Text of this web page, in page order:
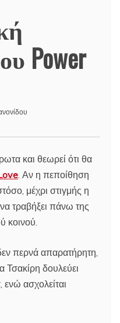
Power
και θεωρεί ότι θα
. Αν η πεποίθηση
μέχρι στιγμής η
τραβήξει πάνω της
κοινού.
περνά απαρατήρητη,
Τσακίρη δουλεύει
ασχολείται